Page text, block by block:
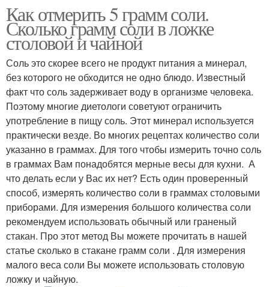
Как отмерить 5 грамм соли.
Сколько грамм соли в ложке
столовой и чайной
Соль это скорее всего не продукт питания а минерал,
без которого не обходится не одно блюдо. Известный
факт что соль задерживает воду в организме человека.
Поэтому многие диетологи советуют ограничить
употребление в пищу соль. Этот минерал используется
практически везде. Во многих рецептах количество соли
указанно в граммах. Для того чтобы измерить точно соль
в граммах Вам понадобятся мерные весы для кухни. А
что делать если у Вас их нет? Есть один проверенный
способ, измерять количество соли в граммах столовыми
приборами. Для измерения большого количества соли
рекомендуем использовать обычный или граненый
стакан. Про этот метод Вы можете прочитать в нашей
статье сколько в стакане грамм соли . Для измерения
малого веса соли Вы можете использовать столовую
ложку и чайную.